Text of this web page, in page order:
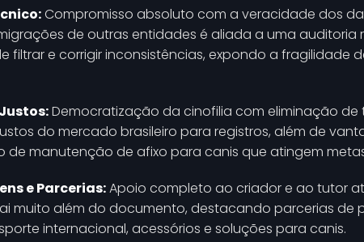
Compromisso absoluto com a veracidade dos
de outras entidades é aliada a uma auditoria
filtrar e corrigir inconsistências, expondo a fragilidade
Democratização da cinofilia com eliminação de
do mercado brasileiro para registros, além de
de manutenção de afixo para canis que atingem
e Parcerias:Apoio completo ao criador e ao tutor
muito além do documento, destacando parcerias de
internacional, acessórios e soluções para canis.